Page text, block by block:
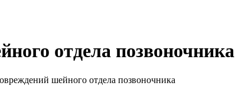
отдела позвоночника
шейного отдела позвоночника